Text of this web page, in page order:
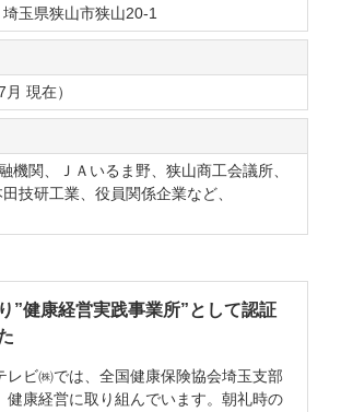
玉県狭山市狭山20-1
月 現在）
機関、 ＪＡいるま野、 狭山商工会議所、
技研工業、 役員関係企業など、
”健康経営実践事業所”として認証
レビ㈱では、全国健康保険協会埼玉支部
健康経営に取り組んでいます。朝礼時の